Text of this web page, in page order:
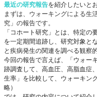
最近の研究報告を紹介したいと
まずは、ウォーキングによる生
究」の報告です。
「コホート研究」とは、特定の
を一定期間追跡し、研究対象と
と疾病発生の関連を調べる観察
今回の報告で言えば、「ウォー
跡調査して、高血圧、高脂血症
生率」を比較して、ウォーキン
略）